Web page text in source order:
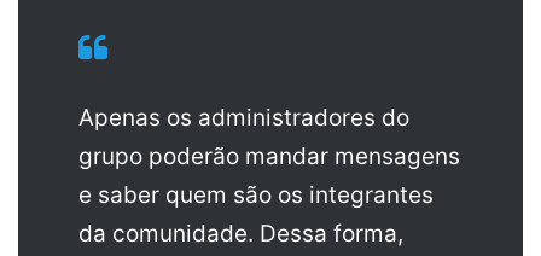
Apenas os administradores do
grupo poderão mandar mensagens
e saber quem são os integrantes
da comunidade. Dessa forma,